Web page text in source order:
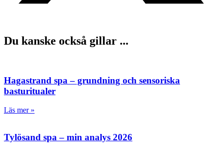
Du kanske också gillar ...
Hagastrand spa – grundning och sensoriska
basturitualer
Läs mer »
Tylösand spa – min analys 2026